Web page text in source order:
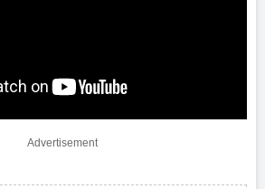
Advertisement